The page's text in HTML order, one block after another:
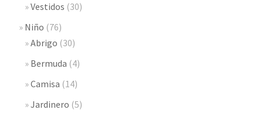
Vestidos (30)
Niño (76)
Abrigo (30)
Bermuda (4)
Camisa (14)
Jardinero (5)